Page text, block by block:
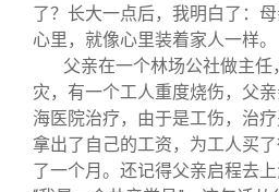
了？长大一点后，我明白了：
心里，就像心里装着家人一样。
父亲在一个林场公社做主
灾，有一个工人重度烧伤，父
海医院治疗，由于是工伤，治
拿出了自己的工资，为工人买
了一个月。还记得父亲启程去上